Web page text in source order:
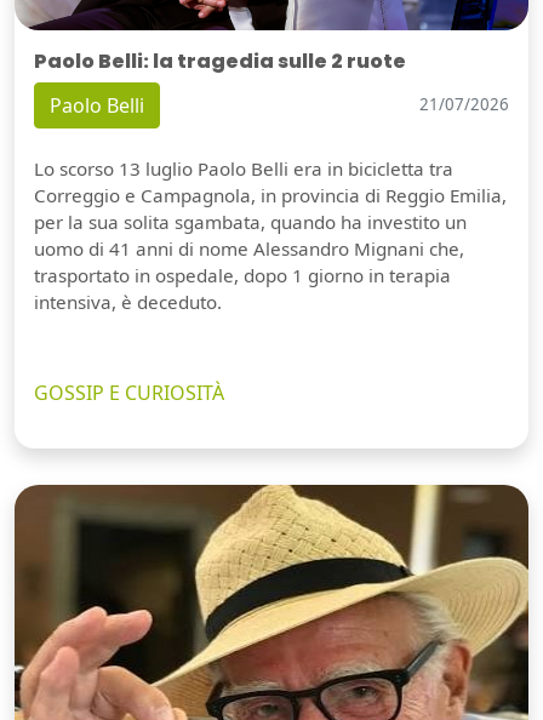
Paolo Belli: la tragedia sulle 2 ruote
Paolo Belli 21/07/2026
Lo scorso 13 luglio Paolo Belli era in bicicletta tra
Correggio e Campagnola, in provincia di Reggio Emilia,
per la sua solita sgambata, quando ha investito un
uomo di 41 anni di nome Alessandro Mignani che,
trasportato in ospedale, dopo 1 giorno in terapia
intensiva, è deceduto.
GOSSIP E CURIOSITÀ